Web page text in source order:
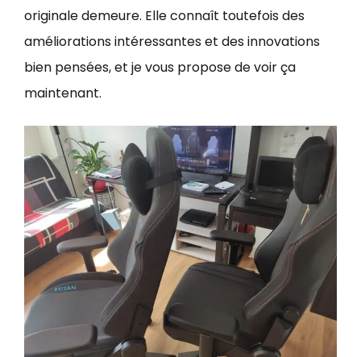
originale demeure. Elle connaît toutefois des
améliorations intéressantes et des innovations
bien pensées, et je vous propose de voir ça
maintenant.